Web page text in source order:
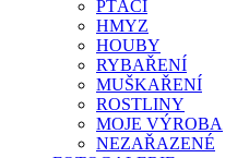
PTÁCI
HMYZ
HOUBY
RYBAŘENÍ
MUŠKAŘENÍ
ROSTLINY
MOJE VÝROBA
NEZAŘAZENÉ